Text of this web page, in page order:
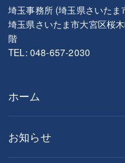
埼玉事務所 (埼玉県さいたま
埼玉県さいたま市大宮区桜
階
TEL: 048-657-2030
ホーム
お知らせ